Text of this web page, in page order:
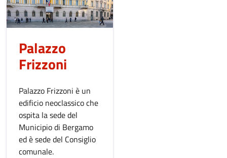
Palazzo
Frizzoni
Palazzo Frizzoni è un
edificio neoclassico che
ospita la sede del
Municipio di Bergamo
ed è sede del Consiglio
comunale.